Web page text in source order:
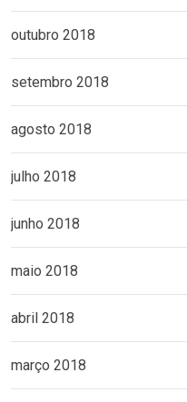
outubro 2018
setembro 2018
agosto 2018
julho 2018
junho 2018
maio 2018
abril 2018
março 2018